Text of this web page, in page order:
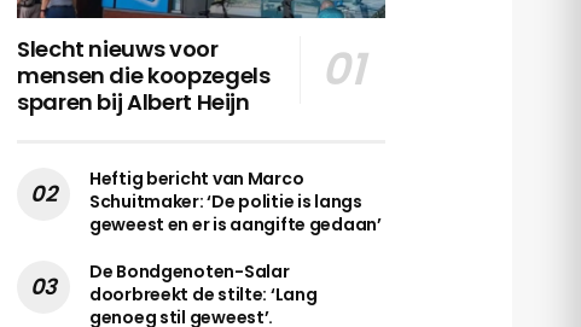
Slecht nieuws voor
mensen die koopzegels
sparen bij Albert Heijn
Heftig bericht van Marco
Schuitmaker: ‘De politie is langs
geweest en er is aangifte gedaan’
De Bondgenoten-Salar
doorbreekt de stilte: ‘Lang
genoeg stil geweest’.